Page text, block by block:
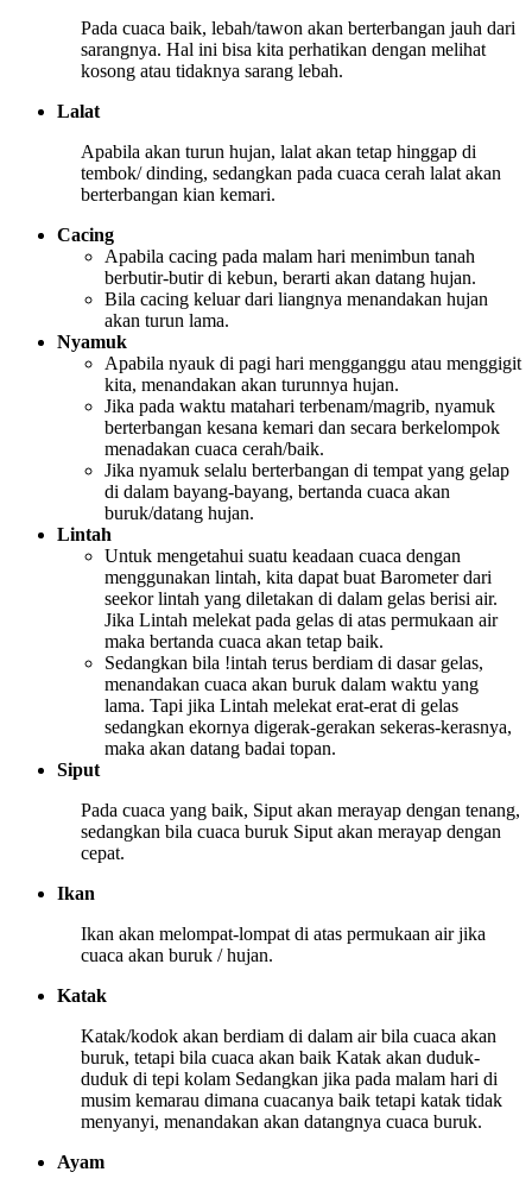
Pada cuaca baik, lebah/tawon akan berterbangan jauh dari
sarangnya. Hal ini bisa kita perhatikan dengan melihat
kosong atau tidaknya sarang lebah.
Lalat
Apabila akan turun hujan, lalat akan tetap hinggap di
tembok/ dinding, sedangkan pada cuaca cerah lalat akan
berterbangan kian kemari.
Cacing
Apabila cacing pada malam hari menimbun tanah
berbutir-butir di kebun, berarti akan datang hujan.
Bila cacing keluar dari liangnya menandakan hujan
akan turun lama.
Nyamuk
Apabila nyauk di pagi hari mengganggu atau menggigit
kita, menandakan akan turunnya hujan.
Jika pada waktu matahari terbenam/magrib, nyamuk
berterbangan kesana kemari dan secara berkelompok
menadakan cuaca cerah/baik.
Jika nyamuk selalu berterbangan di tempat yang gelap
di dalam bayang-bayang, bertanda cuaca akan
buruk/datang hujan.
Lintah
Untuk mengetahui suatu keadaan cuaca dengan
menggunakan lintah, kita dapat buat Barometer dari
seekor lintah yang diletakan di dalam gelas berisi air.
Jika Lintah melekat pada gelas di atas permukaan air
maka bertanda cuaca akan tetap baik.
Sedangkan bila !intah terus berdiam di dasar gelas,
menandakan cuaca akan buruk dalam waktu yang
lama. Tapi jika Lintah melekat erat-erat di gelas
sedangkan ekornya digerak-gerakan sekeras-kerasnya,
maka akan datang badai topan.
Siput
Pada cuaca yang baik, Siput akan merayap dengan tenang,
sedangkan bila cuaca buruk Siput akan merayap dengan
cepat.
Ikan
Ikan akan melompat-lompat di atas permukaan air jika
cuaca akan buruk / hujan.
Katak
Katak/kodok akan berdiam di dalam air bila cuaca akan
buruk, tetapi bila cuaca akan baik Katak akan duduk-
duduk di tepi kolam Sedangkan jika pada malam hari di
musim kemarau dimana cuacanya baik tetapi katak tidak
menyanyi, menandakan akan datangnya cuaca buruk.
Ayam